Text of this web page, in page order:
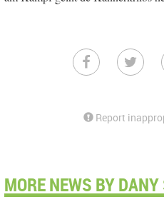
Report
MORE NEWS BY